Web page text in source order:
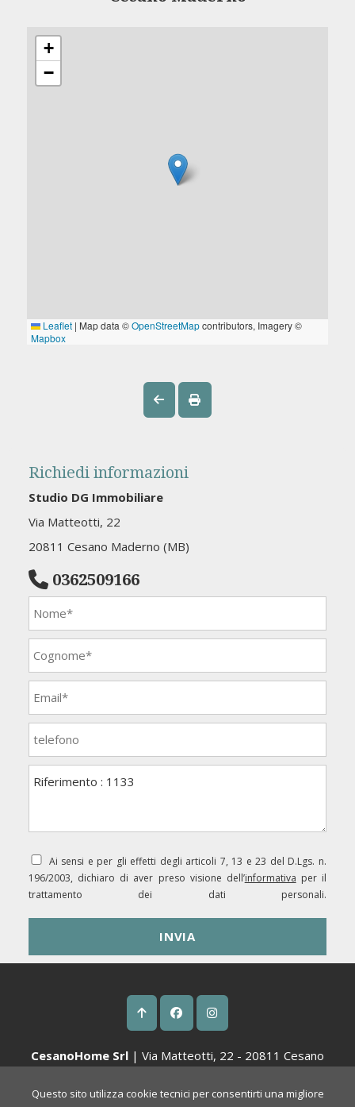
Questo sito utilizza cookie tecnici per consentirti una migliore
Richiedi informazioni
Studio DG Immobiliare
Via Matteotti, 22
20811 Cesano Maderno (MB)
0362509166
Ai sensi e per gli effetti degli articoli 7, 13 e 23 del D.Lgs. n.
196/2003, dichiaro di aver preso visione dell’informativa per il
trattamento dei dati personali.
CesanoHome Srl | Via Matteotti, 22 - 20811 Cesano
P.Iva 09805830966 | Cap. Soc € 10.000 i.v. | Rea MB 1911402 |